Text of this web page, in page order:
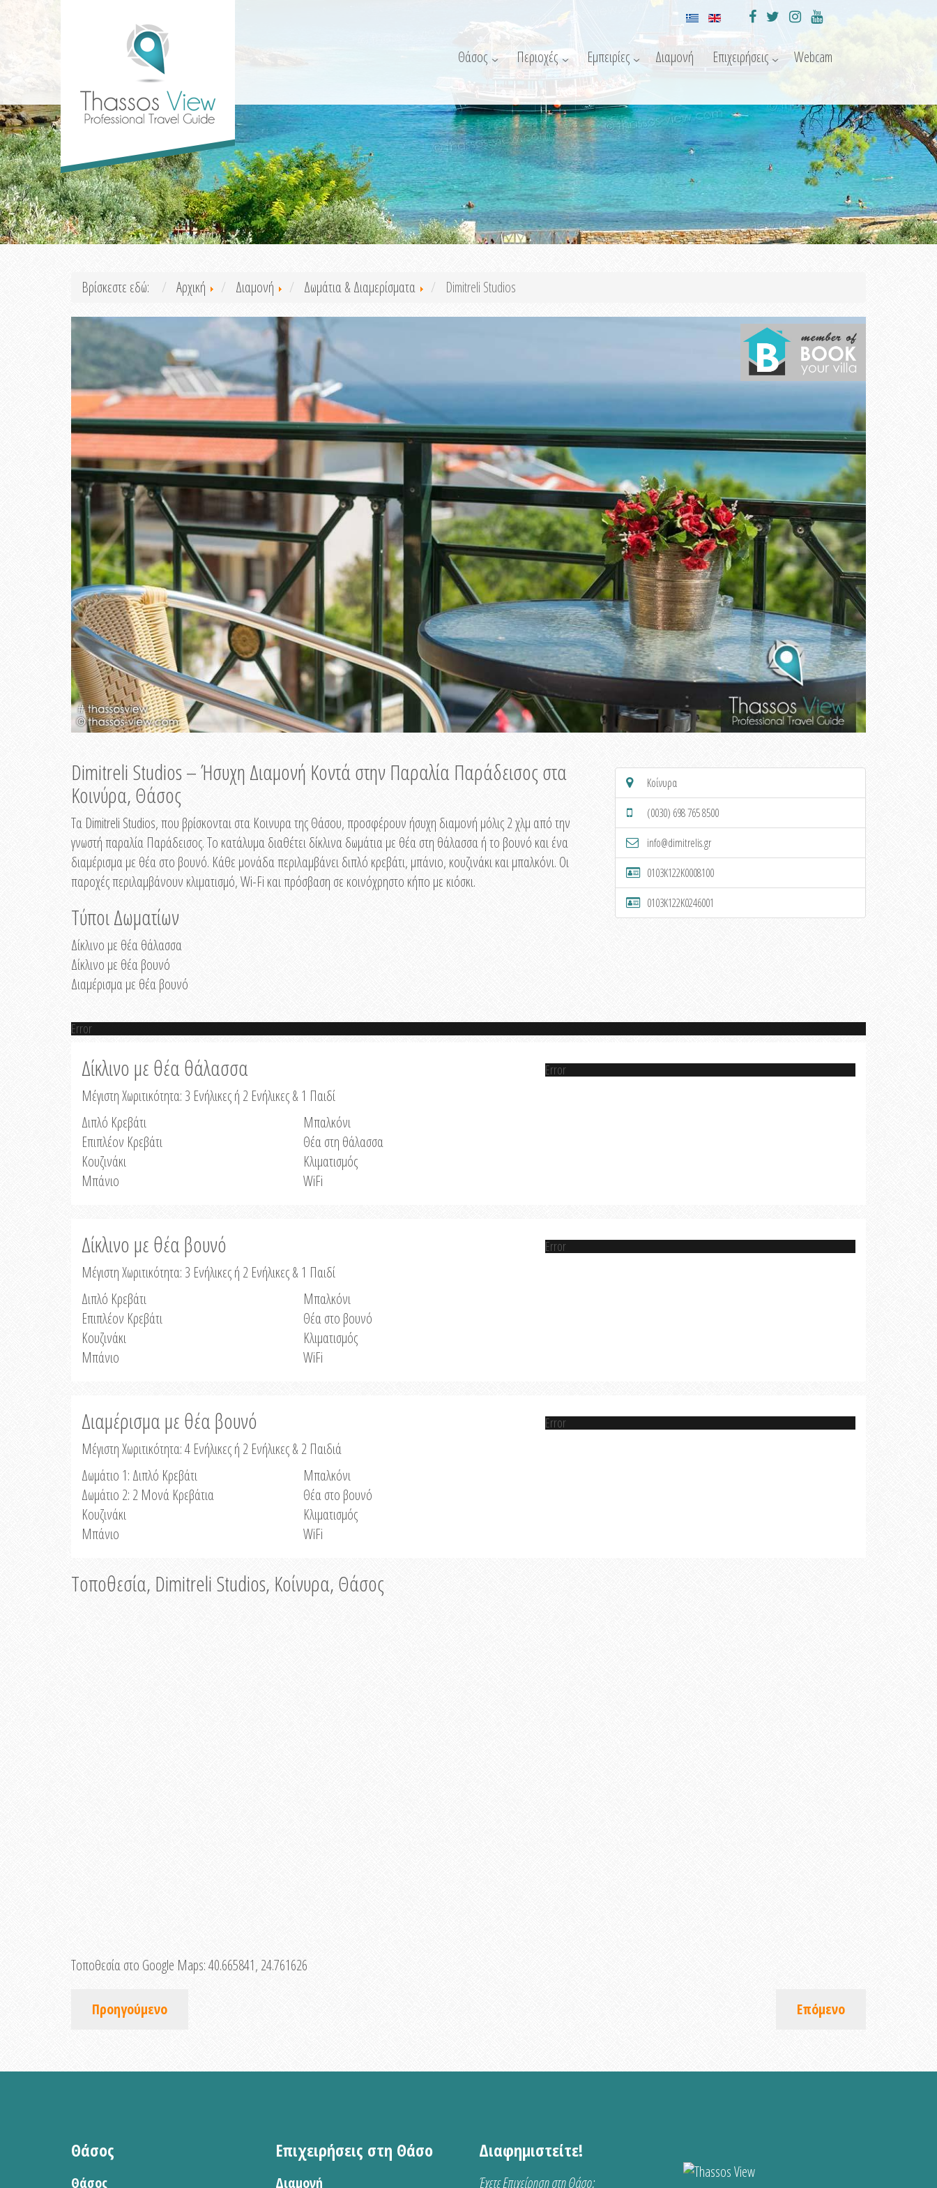
Θάσος Περιοχές Εμπειρίες Διαμονή Επιχειρήσεις Webcam
Βρίσκεστε εδώ: Αρχική Διαμονή Δωμάτια & Διαμερίσματα Dimitreli Studios
Dimitreli Studios – Ήσυχη Διαμονή Κοντά στην Παραλία Παράδεισος στα
Κοινύρα, Θάσος
Τα Dimitreli Studios, που βρίσκονται στα Κοινυρα της Θάσου, προσφέρουν ήσυχη διαμονή μόλις 2 χλμ από την
γνωστή παραλία Παράδεισος. Το κατάλυμα διαθέτει δίκλινα δωμάτια με θέα στη θάλασσα ή το βουνό και ένα
διαμέρισμα με θέα στο βουνό. Κάθε μονάδα περιλαμβάνει διπλό κρεβάτι, μπάνιο, κουζινάκι και μπαλκόνι. Οι
παροχές περιλαμβάνουν κλιματισμό, Wi-Fi και πρόσβαση σε κοινόχρηστο κήπο με κιόσκι.
Τύποι Δωματίων
Δίκλινο με θέα θάλασσα
Δίκλινο με θέα βουνό
Διαμέρισμα με θέα βουνό
Κοίνυρα
(0030) 698 765 8500
info@dimitrelis.gr
0103K122K0008100
0103K122K0246001
Error
Δίκλινο με θέα θάλασσα
Μέγιστη Χωριτικότητα: 3 Ενήλικες ή 2 Ενήλικες & 1 Παιδί
Διπλό Κρεβάτι
Επιπλέον Κρεβάτι
Κουζινάκι
Μπάνιο
Μπαλκόνι
Θέα στη θάλασσα
Κλιματισμός
WiFi
Error
Δίκλινο με θέα βουνό
Μέγιστη Χωριτικότητα: 3 Ενήλικες ή 2 Ενήλικες & 1 Παιδί
Διπλό Κρεβάτι
Επιπλέον Κρεβάτι
Κουζινάκι
Μπάνιο
Μπαλκόνι
Θέα στο βουνό
Κλιματισμός
WiFi
Error
Διαμέρισμα με θέα βουνό
Μέγιστη Χωριτικότητα: 4 Ενήλικες ή 2 Ενήλικες & 2 Παιδιά
Δωμάτιο 1: Διπλό Κρεβάτι
Δωμάτιο 2: 2 Μονά Κρεβάτια
Κουζινάκι
Μπάνιο
Μπαλκόνι
Θέα στο βουνό
Κλιματισμός
WiFi
Error
Τοποθεσία, Dimitreli Studios, Κοίνυρα, Θάσος
Τοποθεσία στο Google Maps:40.665841, 24.761626
Προηγούμενο Επόμενο
Θάσος
Θάσος
Επιχειρήσεις στη Θάσο
Διαμονή
Διαφημιστείτε!
Έχετε Επιχείρηση στη Θάσο;